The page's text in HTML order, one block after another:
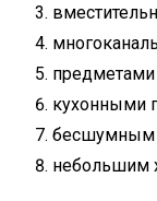
кухонными
бесшумным
небольшим